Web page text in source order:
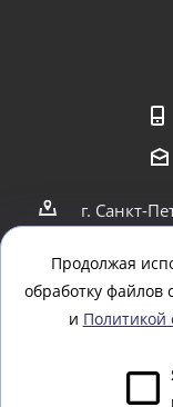
г. Санкт-
г.
Продолжая
обработку файлов
и Политикой